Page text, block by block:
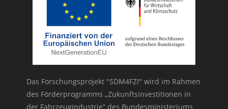
Das Forschungsprojekt "SDM4FZI" wird im Rahmen
des Förderprogramms „Zukunftsinvestitionen in
der Fahrzeugindustrie“ des Bundesministeriums